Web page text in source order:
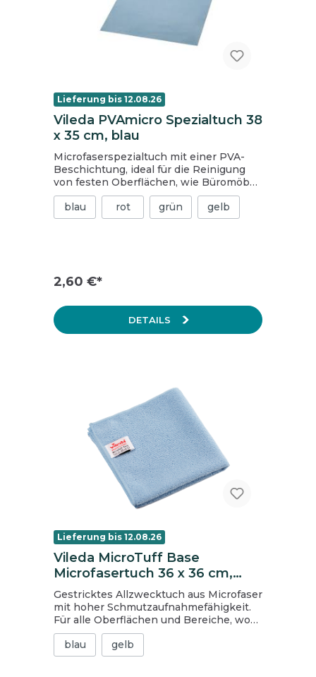
Lieferung bis 12.08.26
Vileda PVAmicro Spezialtuch 38
x 35 cm, blau
Microfaserspezialtuch mit einer PVA-
Beschichtung, ideal für die Reinigung
von festen Oberflächen, wie Büromöbel,
Glas und Edelstahl. hohe
Flächenleistung von bis zu 25 qm durch
homogene Wasserabgabe bis zu 99,99%
schont die Oberflächen 1 Karton = 20
blau rot grün gelb
2,60 €*
DETAILS
Lieferung bis 12.08.26
Vileda MicroTuff Base
Microfasertuch 36 x 36 cm,
blau
Gestricktes Allzwecktuch aus Microfaser
mit hoher Schmutzaufnahmefähigkeit.
Für alle Oberflächen und Bereiche, wo
schnelles und effektives Reinigen
erforderlich ist. Mithilfe der
Farbkodierung kann ein
blau gelb